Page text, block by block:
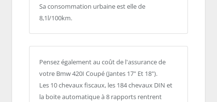
Sa consommation urbaine est elle de
8,1l/100km.
Pensez également au coût de l'assurance de
votre Bmw 420I Coupé (Jantes 17" Et 18").
Les 10 chevaux fiscaux, les 184 chevaux DIN et
la boite automatique à 8 rapports rentrent